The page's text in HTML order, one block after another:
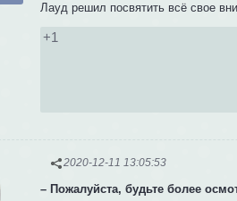
Лауд решил посвятить всё свое
+1
2020-12-11 13:05:53
– Пожалуйста, будьте более